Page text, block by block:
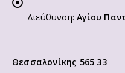
Διεύθυνση: Αγίου
Θεσσαλονίκης 565 33